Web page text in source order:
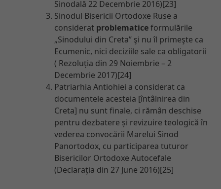
Sinodală 22 Decembrie 2016)[23]
Sinodul Bisericii Ortodoxe Ruse a
considerat problematiceformulările
„Sinodului din Creta” şi nu îl primeşte ca
Ecumenic, nici deciziile sale ca obligatorii
( Rezoluția din 29 Noiembrie – 2
Decembrie 2017)[24]
Patriarhia Antiohiei a considerat ca
documentele acesteia [întâlnirea din
Creta] nu sunt finale, ci rămân deschise
pentru dezbatere și revizuire teologică în
vederea convocării Marelui Sinod
Panortodox, cu participarea tuturor
Bisericilor Ortodoxe Autocefale
(Declarația din 27 June 2016)[25]